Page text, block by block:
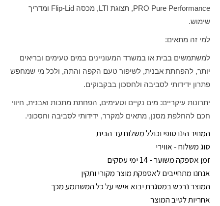
PRO Pure Performance, תצוגת LTI, מכסה Flip-Lid ומדריך
שימוש.
למי זה מתאים:
למשתמשים בבית או במשרד המעוניינים במים טעימים ובריאים
יותר, להפחתת אבנית, לשיפור טעם הקפה והתה, ולכל מי שמחפש
פתרון ידידותי לסביבה ולחסכון בבקבוקים.
יתרונות עיקריים: מים נקיים וטעימים, הפחתת מתכות ואבנית, חיווי
חכם להחלפת מסנן, מתאים למקרר, ידידותי לסביבה וחסכוני.
המחיר הינו סופי וכולל משלוח עד הבית
סוג משלוח - אווירי
זמן אספקה משוער - 14 ימי עסקים
אנחנו מתחייבים לאספקת מוצר מקורי ותקין
המוצר נרכש במסגרת יבוא אישי על כל המשתמע מכך
אחריות לטיב המוצר